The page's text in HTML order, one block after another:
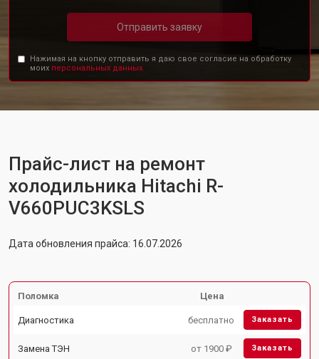
Отправить заявку
Нажимая на кнопку отправить я даю свое согласие на обработку
моих персональных данных.
Прайс-лист на ремонт
холодильника Hitachi R-
V660PUC3KSLS
Дата обновления прайса: 16.07.2026
Поломка Цена
Диагностика бесплатно Заказать
Замена ТЭН от 1900 ₽ Заказать